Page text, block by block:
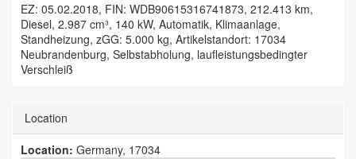
EZ: 05.02.2018, FIN: WDB90615316741873, 212.413 km,
Diesel, 2.987 cm³, 140 kW, Automatik, Klimaanlage,
Standheizung, zGG: 5.000 kg, Artikelstandort: 17034
Neubrandenburg, Selbstabholung, laufleistungsbedingter
Verschleiß
Location
Location: Germany, 17034